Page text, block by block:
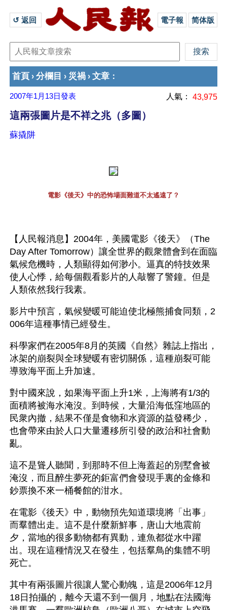
↺ 返回 電子報 简体版
首頁 › 分欄目 › 災禍 › 文章 ：
2007年1月13日發表 人氣： 43,975
這兩張圖片是不祥之兆（多圖）
蘇撬阱
電影《後天》中的恐怖場面難道不太遙遠了？
【人民報消息】2004年，美國電影《後天》（The
Day After Tomorrow）讓全世界的觀衆體會到在面臨
氣候危機時，人類顯得如何渺小。逼真的特技效果
使人心悸，給每個觀看影片的人敲響了警鐘。但是
人類依然我行我素。
影片中預言，氣候變暖可能迫使北極熊捕食同類，2
006年這種事情已經發生。
科學家們在2005年8月的英國《自然》雜誌上指出，
冰架的崩裂與全球變暖有密切關係，這種崩裂可能
導致海平面上升加速。
對中國來說，如果海平面上升1米，上海將有1/3的
面積將被海水淹沒。到時候，大量沿海低窪地區的
民衆內撤，結果不僅是食物和水資源的益發稀少，
也會帶來由於人口大量遷移所引發的政治和社會動
亂。
這不是聳人聽聞，到那時不但上海蓋起的別墅會被
淹沒，而且醉生夢死的鉅富們會發現手裏的金條和
鈔票換不來一桶餐館的泔水。
在電影《後天》中，動物預先知道環境將「出事」
而羣體出走。這不是什麼新鮮事，唐山大地震前
夕，當地的很多動物都有異動，連魚都從水中躍
出。現在這種情況又在發生，包括羣鳥的集體不明
死亡。
其中有兩張圖片很讓人驚心動魄，這是2006年12月
18日拍攝的，離今天還不到一個月，地點在法國海